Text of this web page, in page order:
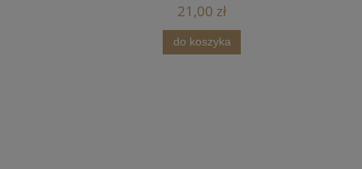
21,00 zł
do koszyka